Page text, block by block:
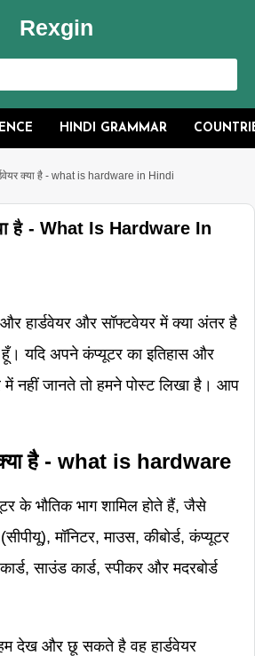
Rexgin
HINDI GRAMMAR
क्या है - what is hardware in Hindi
है - What Is Hardware In
और हार्डवेयर और सॉफ्टवेयर में क्या अंतर है
हूँ। यदि अपने कंप्यूटर का इतिहास और
नहीं जानते तो हमने पोस्ट लिखा है। आप
क्या है - what is hardware
के भौतिक भाग शामिल होते हैं, जैसे
मॉनिटर, माउस, कीबोर्ड, कंप्यूटर
साउंड कार्ड, स्पीकर और मदरबोर्ड
देख और छू सकते है वह हार्डवेयर